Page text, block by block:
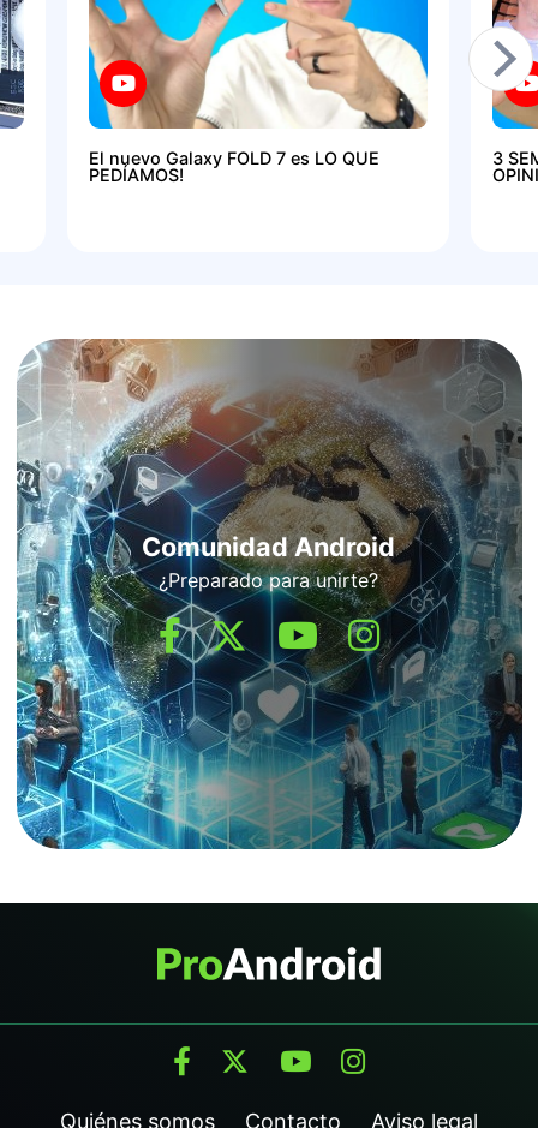
El nuevo Galaxy FOLD 7 es LO QUE
PEDÍAMOS!
3
Comunidad Android
¿Preparado para unirte?
Quiénes somos Contacto Aviso legal